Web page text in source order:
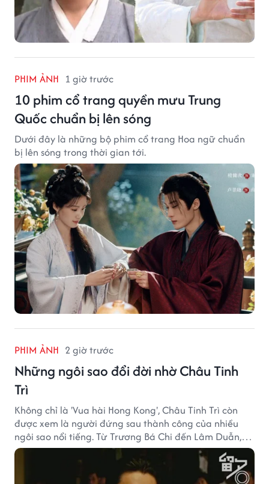
PHIM ẢNH 1 giờ trước
10 phim cổ trang quyền mưu Trung
Quốc chuẩn bị lên sóng
Dưới đây là những bộ phim cổ trang Hoa ngữ chuẩn
bị lên sóng trong thời gian tới.
PHIM ẢNH 2 giờ trước
Những ngôi sao đổi đời nhờ Châu Tinh
Trì
Không chỉ là 'Vua hài Hong Kong', Châu Tinh Trì còn
được xem là người đứng sau thành công của nhiều
ngôi sao nổi tiếng. Từ Trương Bá Chi đến Lâm Duẫn,
không ít diễn viên đã bước sang trang mới trong sự
nghiệp nhờ cơ hội từ Châu Tinh Trì.